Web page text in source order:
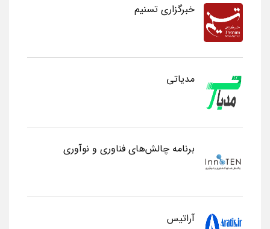
خبرگزاری تسنیم
مدیاتی
برنامه چالش‌های فناوری و نوآوری
آراتیس